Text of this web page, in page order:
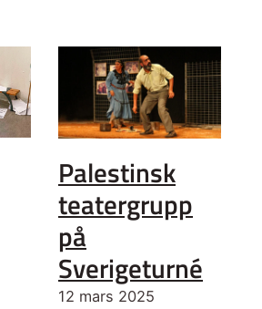
Palestinsk
teatergrupp
på
Sverigeturné
12 mars 2025